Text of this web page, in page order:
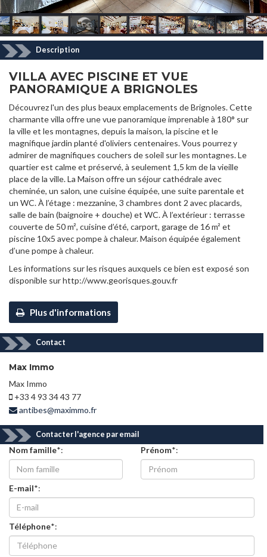
Description
VILLA AVEC PISCINE ET VUE
PANORAMIQUE A BRIGNOLES
Découvrez l'un des plus beaux emplacements de Brignoles. Cette
charmante villa offre une vue panoramique imprenable à 180° sur
la ville et les montagnes, depuis la maison, la piscine et le
magnifique jardin planté d'oliviers centenaires. Vous pourrez y
admirer de magnifiques couchers de soleil sur les montagnes. Le
quartier est calme et préservé, à seulement 1,5 km de la vieille
place de la ville. La Maison offre un séjour cathédrale avec
cheminée, un salon, une cuisine équipée, une suite parentale et
un WC. À l’étage : mezzanine, 3 chambres dont 2 avec placards,
salle de bain (baignoire + douche) et WC. À l’extérieur : terrasse
couverte de 50 m², cuisine d’été, carport, garage de 16 m² et
piscine 10x5 avec pompe à chaleur. Maison équipée également
d’une pompe à chaleur.
Les informations sur les risques auxquels ce bien est exposé son
disponible sur http://www.georisques.gouv.fr
Plus d'informations
Contact
Max Immo
Max Immo
+33 4 93 34 43 77
antibes@maximmo.fr
Contacter l'agence par email
Nom famille*: Prénom*:
E-mail*:
Téléphone*: